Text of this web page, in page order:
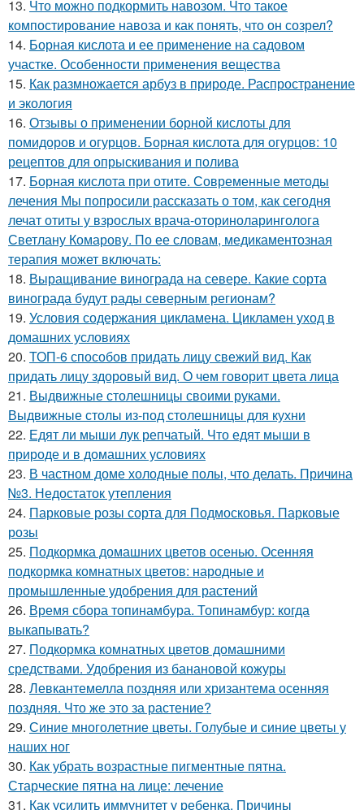
13. Что можно подкормить навозом. Что такое
компостирование навоза и как понять, что он созрел?
14. Борная кислота и ее применение на садовом
участке. Особенности применения вещества
15. Как размножается арбуз в природе. Распространение
и экология
16. Отзывы о применении борной кислоты для
помидоров и огурцов. Борная кислота для огурцов: 10
рецептов для опрыскивания и полива
17. Борная кислота при отите. Современные методы
лечения Мы попросили рассказать о том, как сегодня
лечат отиты у взрослых врача-оториноларинголога
Светлану Комарову. По ее словам, медикаментозная
терапия может включать:
18. Выращивание винограда на севере. Какие сорта
винограда будут рады северным регионам?
19. Условия содержания цикламена. Цикламен уход в
домашних условиях
20. ТОП-6 способов придать лицу свежий вид. Как
придать лицу здоровый вид. О чем говорит цвета лица
21. Выдвижные столешницы своими руками.
Выдвижные столы из-под столешницы для кухни
22. Едят ли мыши лук репчатый. Что едят мыши в
природе и в домашних условиях
23. В частном доме холодные полы, что делать. Причина
№3. Недостаток утепления
24. Парковые розы сорта для Подмосковья. Парковые
розы
25. Подкормка домашних цветов осенью. Осенняя
подкормка комнатных цветов: народные и
промышленные удобрения для растений
26. Время сбора топинамбура. Топинамбур: когда
выкапывать?
27. Подкормка комнатных цветов домашними
средствами. Удобрения из банановой кожуры
28. Левкантемелла поздняя или хризантема осенняя
поздняя. Что же это за растение?
29. Синие многолетние цветы. Голубые и синие цветы у
наших ног
30. Как убрать возрастные пигментные пятна.
Старческие пятна на лице: лечение
31. Как усилить иммунитет у ребенка. Причины